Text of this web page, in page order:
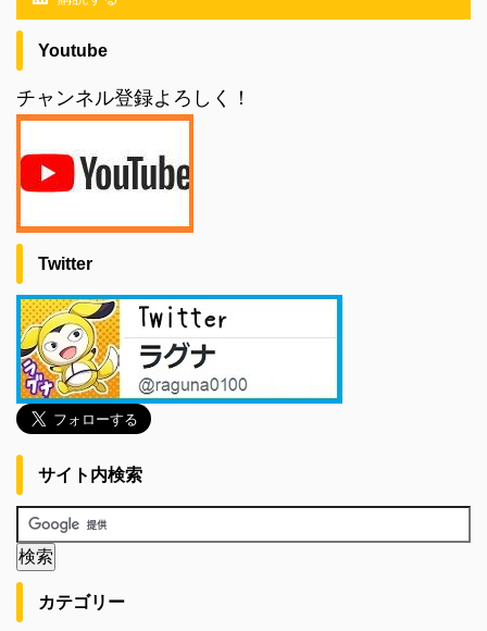
Youtube
チャンネル登録よろしく！
Twitter
サイト内検索
カテゴリー